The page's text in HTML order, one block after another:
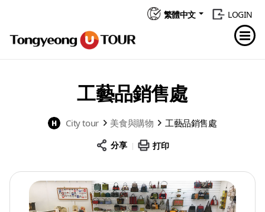
繁體中文 LOGIN
工藝品銷售處
City tour 美食與購物 工藝品銷售處
分享 打印